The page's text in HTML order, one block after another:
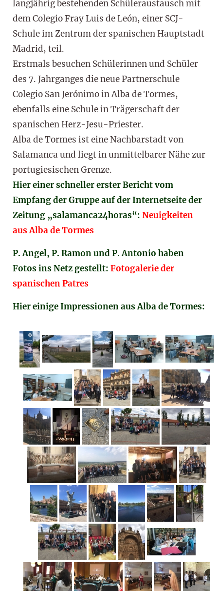
langjährig bestehenden Schüleraustausch mit
dem Colegio Fray Luis de León, einer SCJ-
Schule im Zentrum der spanischen Hauptstadt
Madrid, teil.
Erstmals besuchen Schülerinnen und Schüler
des 7. Jahrganges die neue Partnerschule
Colegio San Jerónimo in Alba de Tormes,
ebenfalls eine Schule in Trägerschaft der
spanischen Herz-Jesu-Priester.
Alba de Tormes ist eine Nachbarstadt von
Salamanca und liegt in unmittelbarer Nähe zur
portugiesischen Grenze.
Hier einer schneller erster Bericht vom
Empfang der Gruppe auf der Internetseite der
Zeitung „salamanca24horas“: Neuigkeiten
aus Alba de Tormes
P. Angel, P. Ramon und P. Antonio haben
Fotos ins Netz gestellt: Fotogalerie der
spanischen Patres
Hier einige Impressionen aus Alba de Tormes: